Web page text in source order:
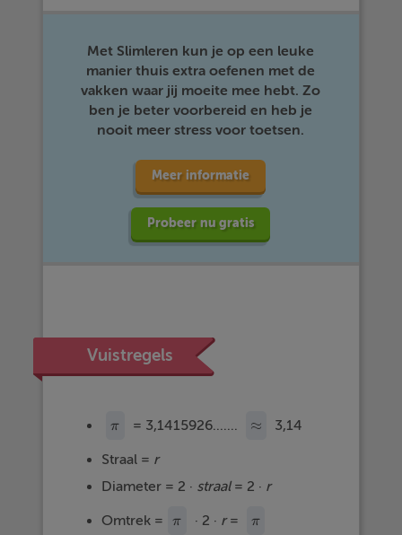
Met Slimleren kun je op een leuke
manier thuis extra oefenen met de
vakken waar jij moeite mee hebt. Zo
ben je beter voorbereid en heb je
nooit meer stress voor toetsen.
Meer informatie
Probeer nu gratis
Vuistregels
π
π = 3,1415926....... ≈
≈ 3,14
Straal = r
Diameter = 2 · straal= 2 · r
Omtrek = π
π · 2 · r= π
π